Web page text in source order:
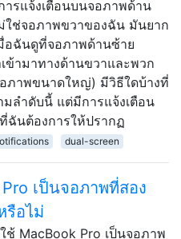
รแจ้งเตือนบนจอภาพด้าน
ใช่จอภาพขวาของฉัน มันยาก
อฉันดูที่จอภาพด้านซ้าย
เข้ามาทางด้านขวาและพวก
ภาพขนาดใหญ่) มีวิธีใดบ้างที่
ลำดับนี้ แต่มีการแจ้งเตือน
ฉันต้องการให้ปรากฏ
dual-screen
เป็นจอภาพที่สอง
รือไม่
ช้ MacBook Pro เป็นจอภาพ